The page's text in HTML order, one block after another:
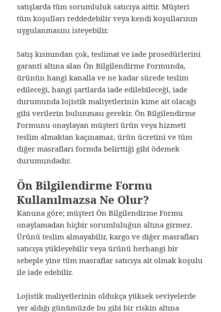
satışlarda tüm sorumluluk satıcıya aittir. Müşteri
tüm koşulları reddedebilir veya kendi koşullarının
uygulanmasını isteyebilir.
Satış kısmından çok, teslimat ve iade prosedürlerini
garanti altına alan Ön Bilgilendirme Formunda,
ürünün hangi kanalla ve ne kadar sürede teslim
edileceği, hangi şartlarda iade edilebileceği, iade
durumunda lojistik maliyetlerinin kime ait olacağı
gibi verilerin bulunması gerekir. Ön Bilgilendirme
Formunu onaylayan müşteri ürün veya hizmeti
teslim almaktan kaçınamaz, ürün ücretini ve tüm
diğer masrafları formda belirttiği gibi ödemek
durumundadır.
Ön Bilgilendirme Formu
Kullanılmazsa Ne Olur?
Kanuna göre; müşteri Ön Bilgilendirme Formu
onaylamadan hiçbir sorumluluğun altına girmez.
Ürünü teslim almayabilir, kargo ve diğer masrafları
satıcıya yükleyebilir veya ürünü herhangi bir
sebeple yine tüm masraflar satıcıya ait olmak koşulu
ile iade edebilir.
Lojistik maliyetlerinin oldukça yüksek seviyelerde
yer aldığı günümüzde bu gibi bir riskin altına